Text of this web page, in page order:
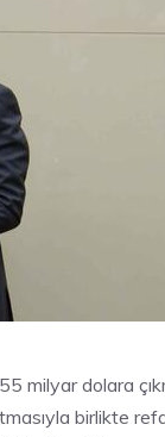
milyar dolara
birlikte